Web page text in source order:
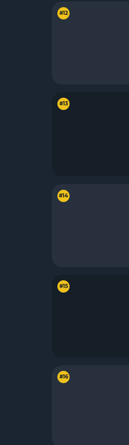
#12
#13
#14
#15
#16